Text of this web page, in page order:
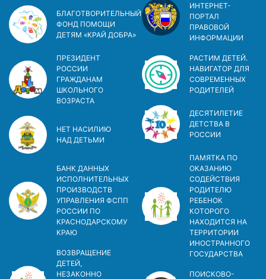
БЛАГОТВОРИТЕЛЬНЫЙ
ФОНД ПОМОЩИ
ДЕТЯМ «КРАЙ ДОБРА»
ПРЕЗИДЕНТ
РОССИИ
ГРАЖДАНАМ
ШКОЛЬНОГО
ВОЗРАСТА
НЕТ НАСИЛИЮ
НАД ДЕТЬМИ
БАНК ДАННЫХ
ИСПОЛНИТЕЛЬНЫХ
ПРОИЗВОДСТВ
УПРАВЛЕНИЯ ФСПП
РОССИИ ПО
КРАСНОДАРСКОМУ
КРАЮ
ВОЗВРАЩЕНИЕ
ДЕТЕЙ,
НЕЗАКОННО
ИНТЕРНЕТ-
ПОРТАЛ
ПРАВОВОЙ
ИНФОРМАЦИИ
РАСТИМ ДЕТЕЙ.
НАВИГАТОР ДЛЯ
СОВРЕМЕННЫХ
РОДИТЕЛЕЙ
ДЕСЯТИЛЕТИЕ
ДЕТСТВА В
РОСCИИ
ПАМЯТКА ПО
ОКАЗАНИЮ
СОДЕЙСТВИЯ
РОДИТЕЛЮ
РЕБЕНОК
КОТОРОГО
НАХОДИТСЯ НА
ТЕРРИТОРИИ
ИНОСТРАННОГО
ГОСУДАРСТВА
ПОИСКОВО-